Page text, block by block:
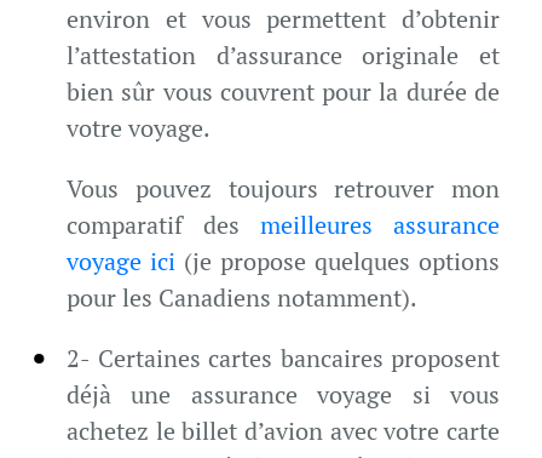
environ et vous permettent d’obtenir
l’attestation d’assurance originale et
bien sûr vous couvrent pour la durée de
votre voyage.
Vous pouvez toujours retrouver mon
comparatif des meilleures assurance
voyage ici (je propose quelques options
pour les Canadiens notamment).
2- Certaines cartes bancaires proposent
déjà une assurance voyage si vous
achetez le billet d’avion avec votre carte